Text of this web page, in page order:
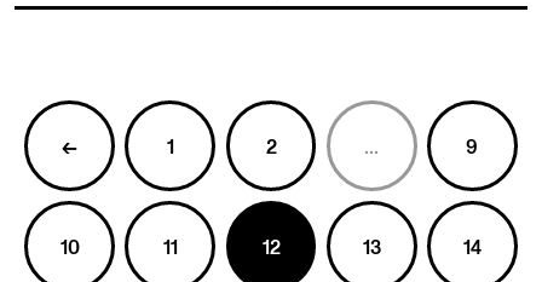
← 1 2 ... 9
10 11 12 13 14